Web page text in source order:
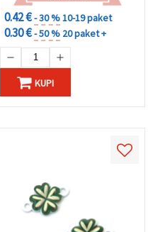
0.42 €- 30 %10-19 paket
0.30 €- 50 % 20 paket +
KUPI